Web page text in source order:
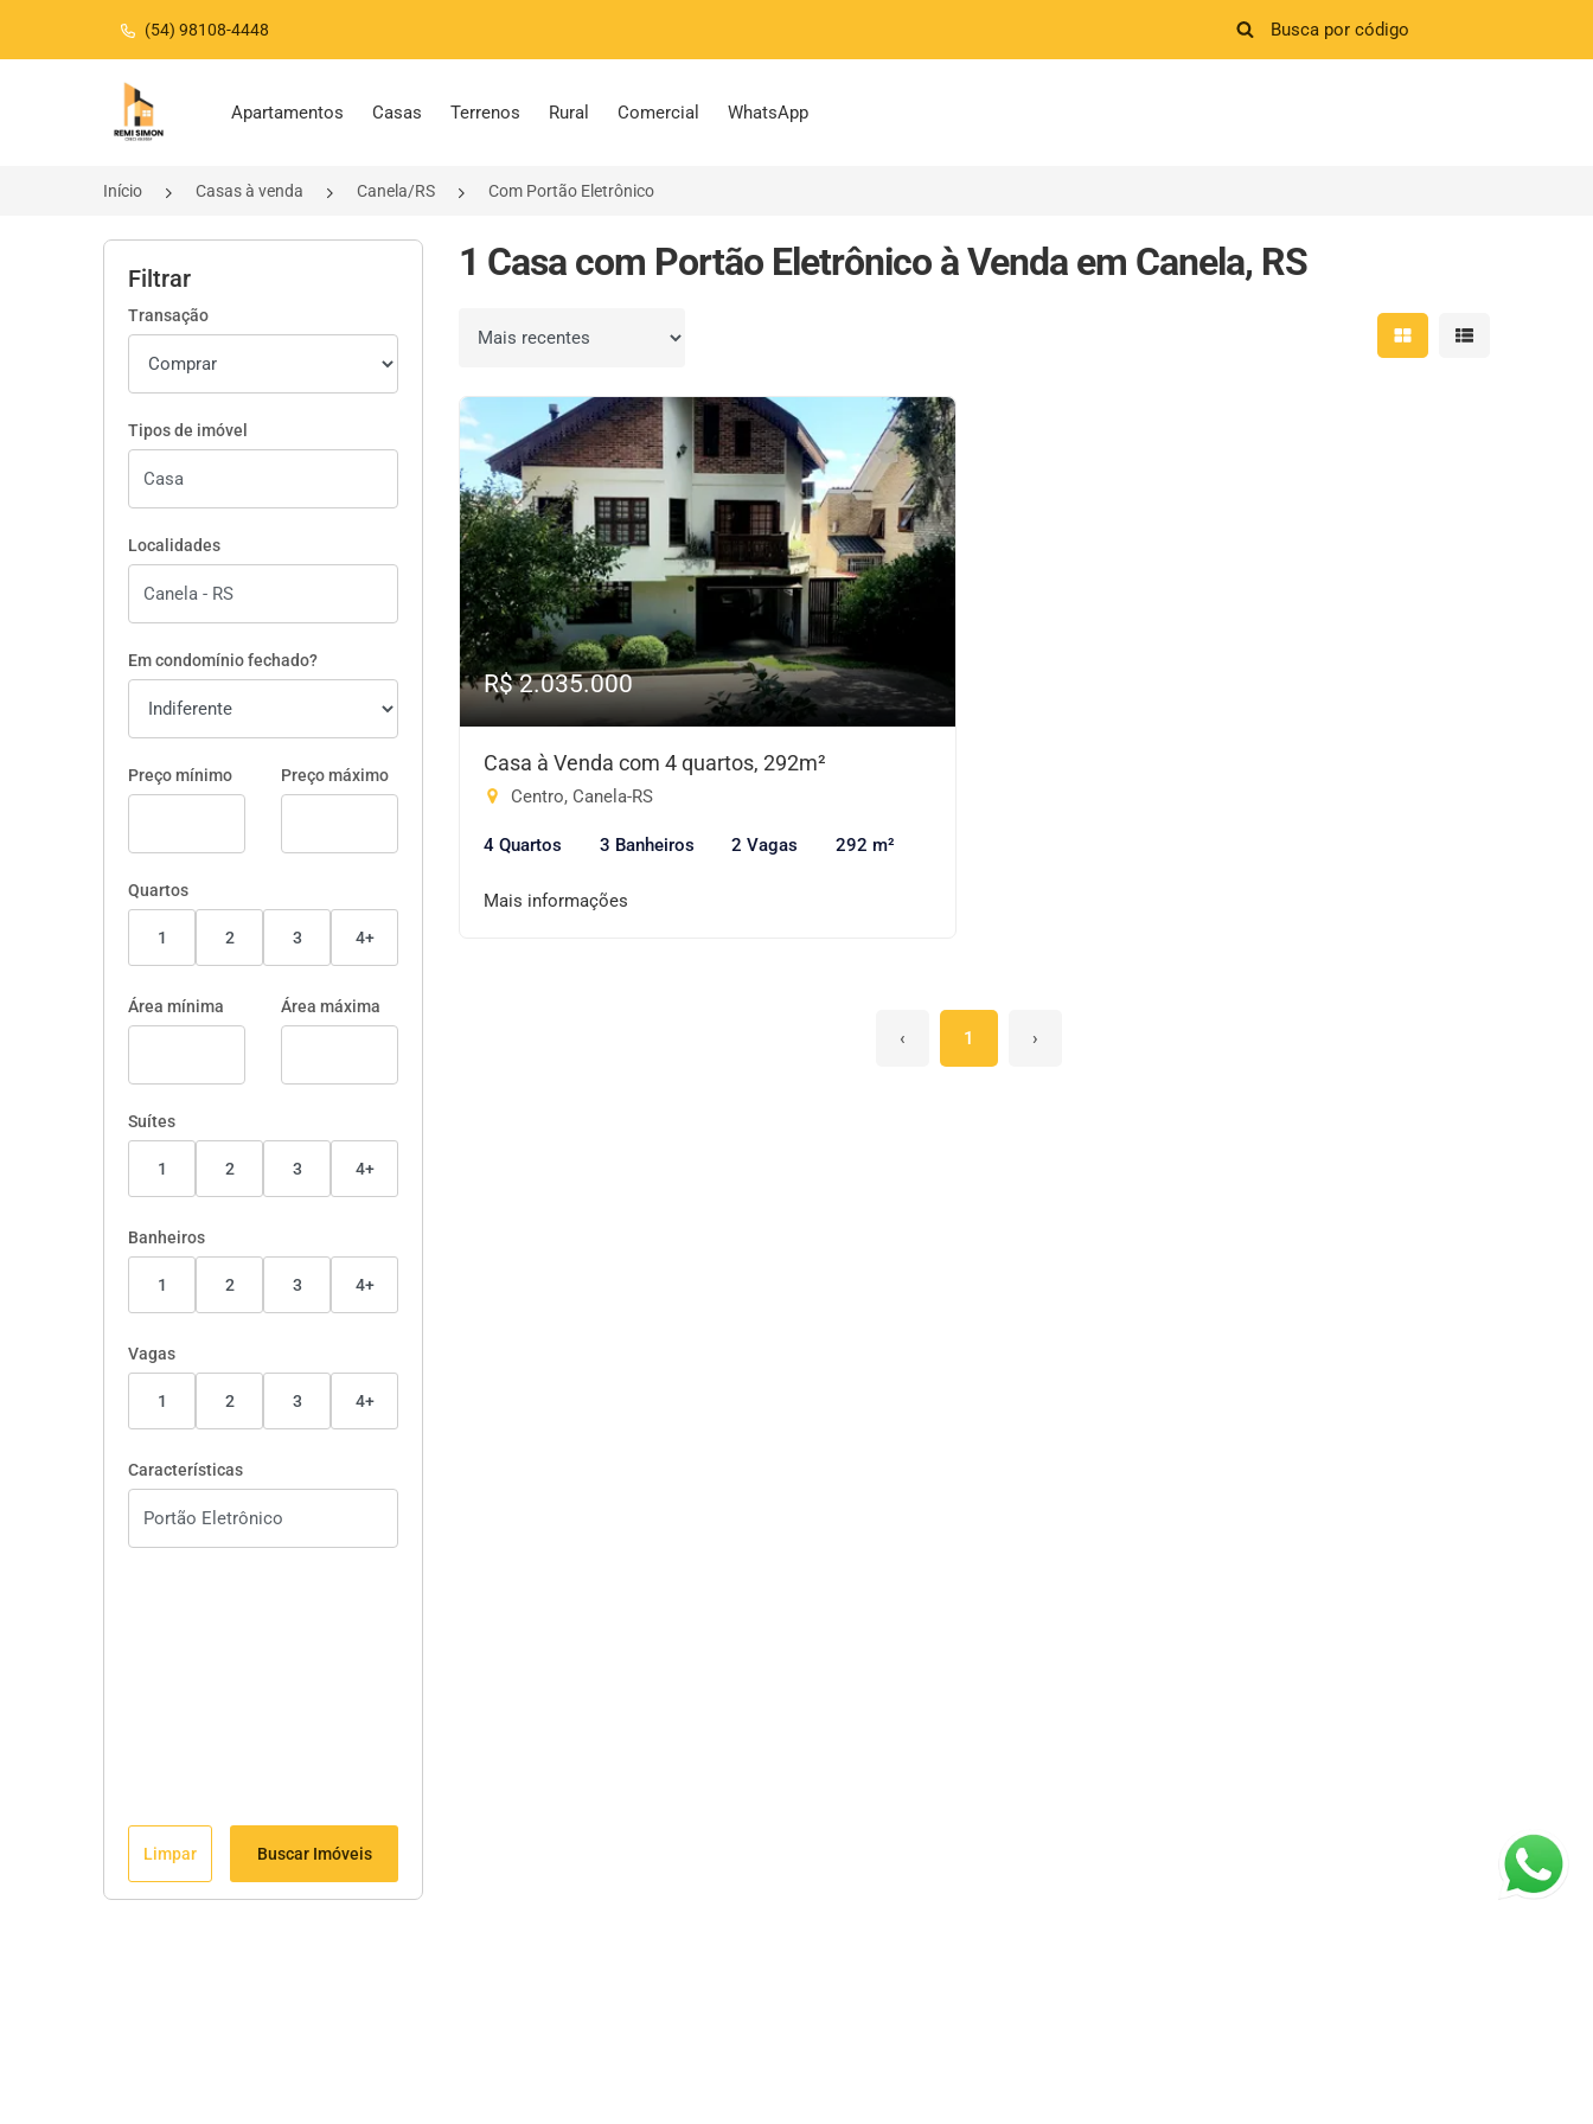
(54) 98108-4448
Página inicial
Apartamentos Casas Terrenos Rural Comercial WhatsApp
Início Casas à venda Canela/RS Com Portão Eletrônico
Filtrar
Transação
Tipos de imóvel
Localidades
Em condomínio fechado?
Preço mínimo Preço máximo
Quartos
1 2 3 4+
Área mínima Área máxima
Suítes
1 2 3 4+
Banheiros
1 2 3 4+
Vagas
1 2 3 4+
Características
Limpar Buscar Imóveis
1 Casa com Portão Eletrônico à Venda em Canela, RS
Ordenar por Mostrar resultados em
Mostrar
R$ 2.035.000
Casa à Venda com 4 quartos, 292m²
Centro, Canela-RS
4 Quartos 3 Banheiros 2 Vagas 292 m²
Mais informações
‹ 1 ›